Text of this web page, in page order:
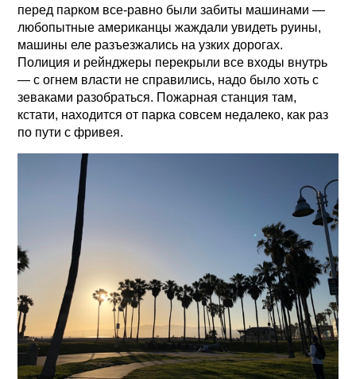
перед парком все-равно были забиты машинами —
любопытные американцы жаждали увидеть руины,
машины еле разъезжались на узких дорогах.
Полиция и рейнджеры перекрыли все входы внутрь
— с огнем власти не справились, надо было хоть с
зеваками разобраться. Пожарная станция там,
кстати, находится от парка совсем недалеко, как раз
по пути с фривея.